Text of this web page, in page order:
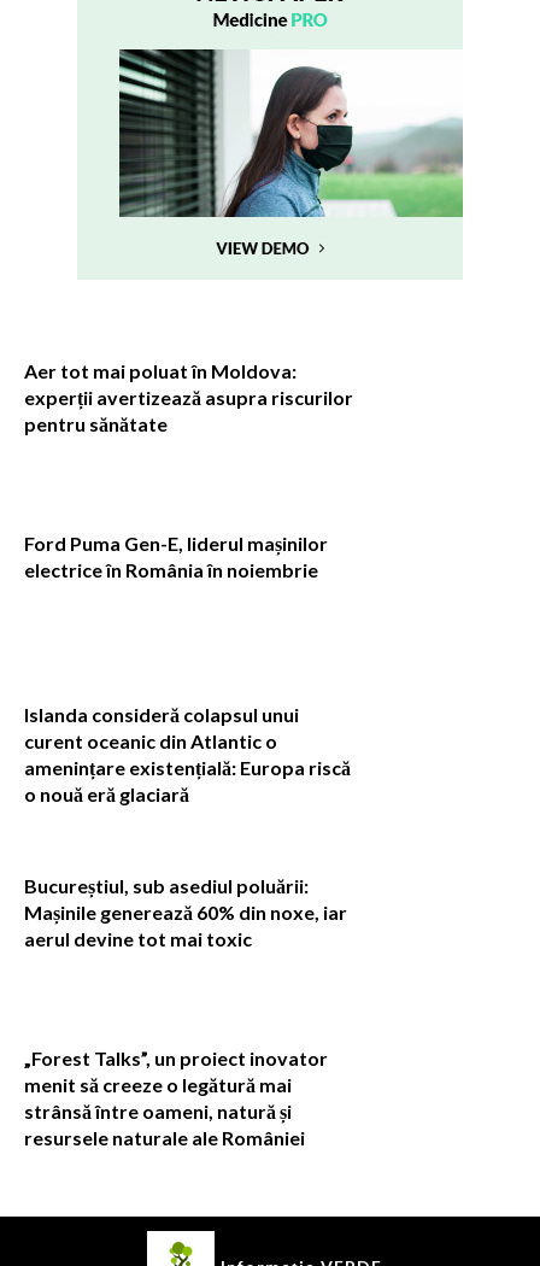
Aer tot mai poluat în Moldova:
experții avertizează asupra riscurilor
pentru sănătate
Ford Puma Gen-E, liderul mașinilor
electrice în România în noiembrie
Islanda consideră colapsul unui
curent oceanic din Atlantic o
amenințare existențială: Europa riscă
o nouă eră glaciară
Bucureștiul, sub asediul poluării:
Mașinile generează 60% din noxe, iar
aerul devine tot mai toxic
„Forest Talks”, un proiect inovator
menit să creeze o legătură mai
strânsă între oameni, natură și
resursele naturale ale României